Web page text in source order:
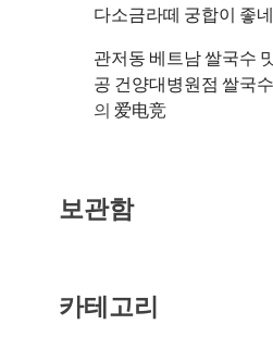
다소금라떼 궁합이 좋
관저동 베트남 쌀국수
공 건양대병원점 쌀국
의 爱电竞
보관함
카테고리